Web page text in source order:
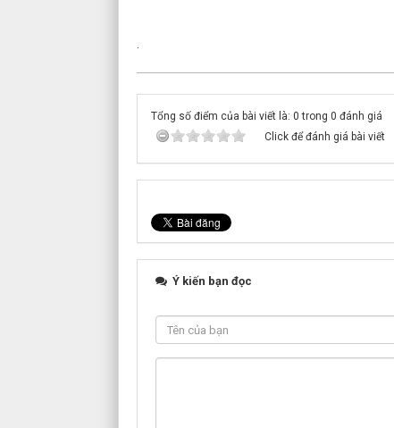
Tổng số điểm của bài viết là: 0 trong 0 đánh giá
Click để đánh giá bài viết
Ý kiến bạn đọc